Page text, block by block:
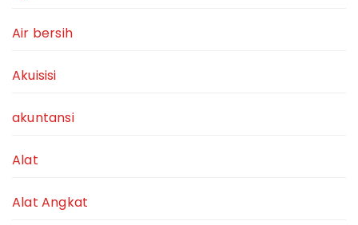
Air bersih
Akuisisi
akuntansi
Alat
Alat Angkat